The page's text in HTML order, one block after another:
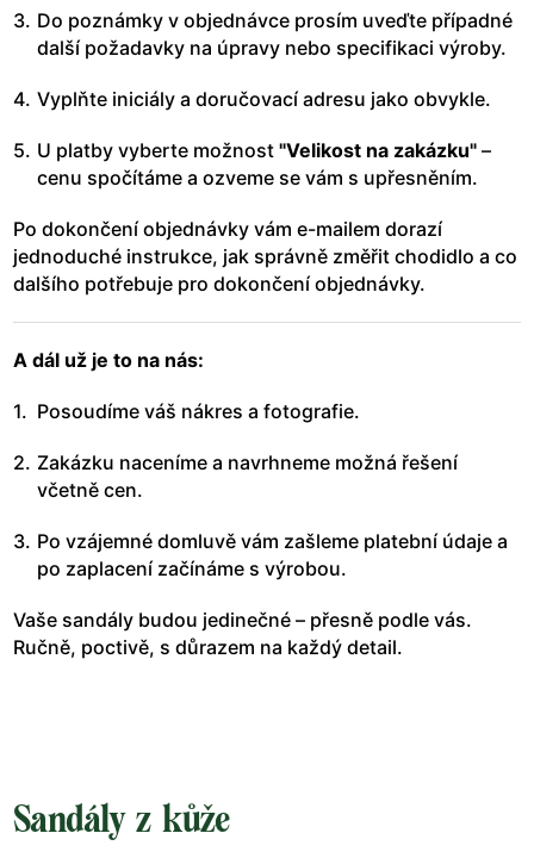
Do poznámky v objednávce prosím uveďte případné
další požadavky na úpravy nebo specifikaci výroby.
Vyplňte iniciály a doručovací adresu jako obvykle.
U platby vyberte možnost "Velikost na zakázku" –
cenu spočítáme a ozveme se vám s upřesněním.
Po dokončení objednávky vám e-mailem dorazí
jednoduché instrukce, jak správně změřit chodidlo a co
dalšího potřebuje pro dokončení objednávky.
A dál už je to na nás:
Posoudíme váš nákres a fotografie.
Zakázku naceníme a navrhneme možná řešení
včetně cen.
Po vzájemné domluvě vám zašleme platební údaje a
po zaplacení začínáme s výrobou.
Vaše sandály budou jedinečné – přesně podle vás.
Ručně, poctivě, s důrazem na každý detail.
Sandály z kůže